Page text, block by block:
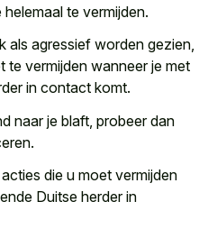
te vermijden.
agressief worden gezien,
te vermijden wanneer je met
in contact komt.
naar je blaft, probeer dan
die u moet vermijden
Duitse herder in